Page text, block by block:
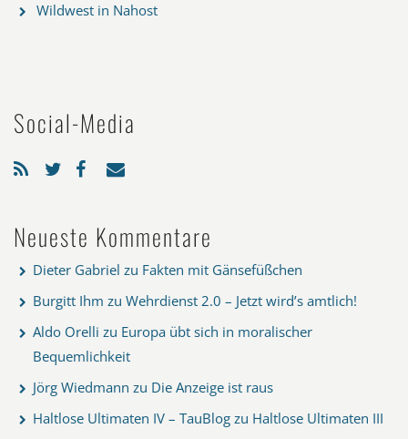
Wildwest in Nahost
Social-Media
Neueste Kommentare
Dieter Gabriel zu Fakten mit Gänsefüßchen
Burgitt Ihm zu Wehrdienst 2.0 – Jetzt wird’s amtlich!
Aldo Orelli zu Europa übt sich in moralischer
Bequemlichkeit
Jörg Wiedmann zu Die Anzeige ist raus
Haltlose Ultimaten IV – TauBlog zu Haltlose Ultimaten III